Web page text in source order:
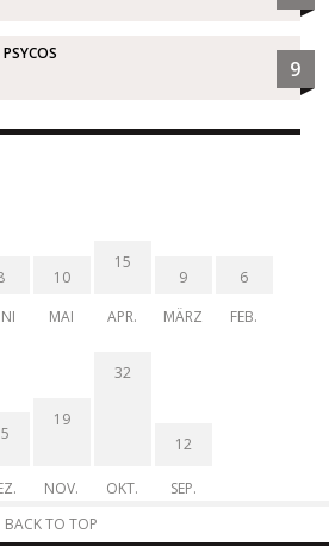
9
10
MAI
15
APR.
9
MÄRZ
6
FEB.
19
NOV.
32
OKT.
12
SEP.
BACK TO TOP